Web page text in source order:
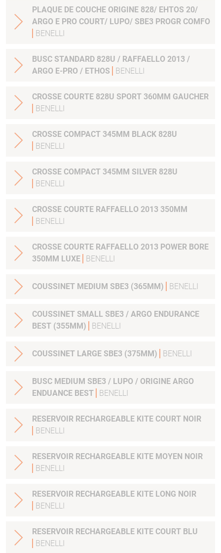
PLAQUE DE COUCHE ORIGINE 828/ EHTOS 20/
ARGO E PRO COURT/ LUPO/ SBE3 PROGR COMFO
BENELLI
BUSC STANDARD 828U / RAFFAELLO 2013 /
ARGO E-PRO / ETHOS
BENELLI
CROSSE COURTE 828U SPORT 360MM GAUCHER
BENELLI
CROSSE COMPACT 345MM BLACK 828U
BENELLI
CROSSE COMPACT 345MM SILVER 828U
BENELLI
CROSSE COURTE RAFFAELLO 2013 350MM
BENELLI
CROSSE COURTE RAFFAELLO 2013 POWER BORE
350MM LUXE
BENELLI
COUSSINET MEDIUM SBE3 (365MM) BENELLI
COUSSINET SMALL SBE3 / ARGO ENDURANCE
BEST (355MM)
BENELLI
COUSSINET LARGE SBE3 (375MM) BENELLI
BUSC MEDIUM SBE3 / LUPO / ORIGINE ARGO
ENDUANCE BEST
BENELLI
RESERVOIR RECHARGEABLE KITE COURT NOIR
BENELLI
RESERVOIR RECHARGEABLE KITE MOYEN NOIR
BENELLI
RESERVOIR RECHARGEABLE KITE LONG NOIR
BENELLI
RESERVOIR RECHARGEABLE KITE COURT BLU
BENELLI